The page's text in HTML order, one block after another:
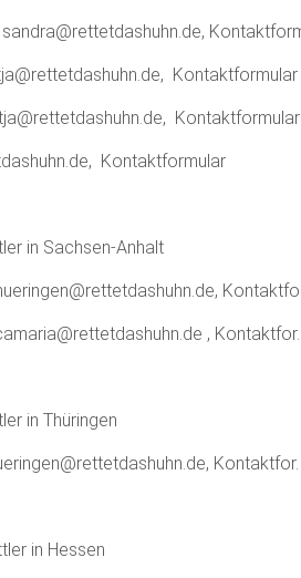
Kontaktformular
Kontaktformular
Kontaktformular
in Sachsen-Anhalt
, Kontaktfor.
in Thüringen
Kontaktfor.
in Hessen